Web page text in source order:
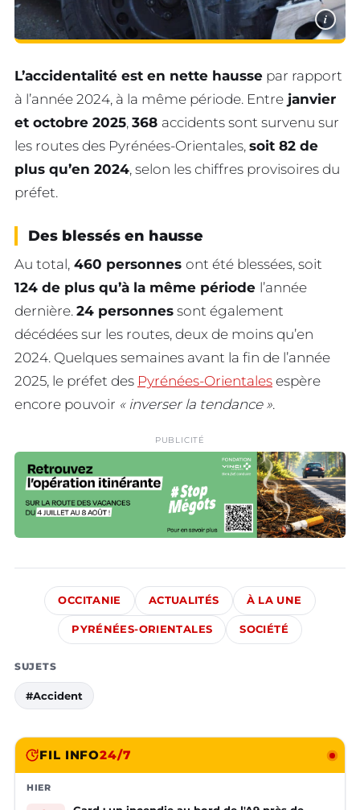
i
L’accidentalité est en nette hausse par rapport
à l’année 2024, à la même période. Entre janvier
et octobre 2025, 368 accidents sont survenu sur
les routes des Pyrénées-Orientales, soit 82 de
plus qu’en 2024, selon les chiffres provisoires du
préfet.
Des blessés en hausse
Au total, 460 personnes ont été blessées, soit
124 de plus qu’à la même période l’année
dernière. 24 personnes sont également
décédées sur les routes, deux de moins qu’en
2024. Quelques semaines avant la fin de l’année
2025, le préfet des Pyrénées-Orientales espère
encore pouvoir « inverser la tendance ».
PUBLICITÉ
OCCITANIE ACTUALITÉS À LA UNE
PYRÉNÉES-ORIENTALES SOCIÉTÉ
SUJETS
#Accident
FIL INFO24/7
HIER